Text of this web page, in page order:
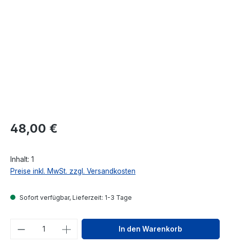
Regulärer Preis:
48,00 €
Inhalt: 1
Preise inkl. MwSt. zzgl. Versandkosten
Sofort verfügbar, Lieferzeit: 1-3 Tage
Produkt Anzahl: Gib denIn den Warenkorb